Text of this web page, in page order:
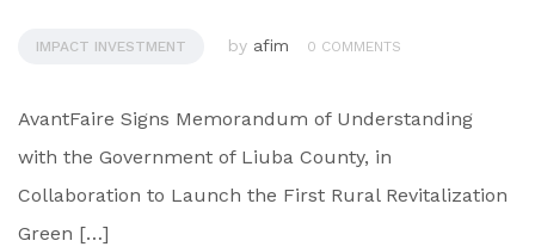
IMPACT INVESTMENT by afim 0 COMMENTS
AvantFaire Signs Memorandum of Understanding
with the Government of Liuba County, in
Collaboration to Launch the First Rural Revitalization
Green […]